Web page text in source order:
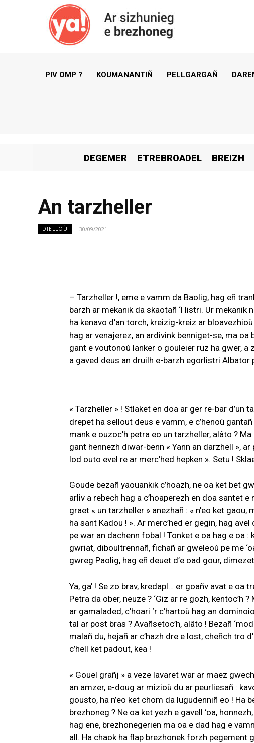
PIV OMP ? KOUMANANTIÑ PELLGARGAÑ
DEGEMER ETREBROADEL BREIZH
An tarzheller
DIELLOÙ 30/09/2021
– Tarzheller !, eme e vamm da Baolig, hag eñ
barzh ar mekanik da skaotañ ‘l listri. Ur
ha kenavo d’an torch, kreizig-kreiz ar
hag ar venajerez, an ardivink benniget-se, ma
gant e voutonoù lanker o gouleier ruz ha gwer,
a gaved deus an druilh e-barzh egorlistri Albator
« Tarzheller » ! Stlaket en doa ar ger re-bar d’un
drepet ha sellout deus e vamm, e c’henoù
mank e ouzoc’h petra eo un tarzheller, alâto ?
gant hennezh diwar-benn « Yann an darzhell »,
lod outo evel re ar merc’hed hepken ». Setu !
Goude bezañ yaouankik c’hoazh, ne oa ket bet
arliv a rebech hag a c’hoaperezh en doa santet
graet « un tarzheller » anezhañ : « n’eo ket gaou,
ha sant Kadou ! ». Ar merc’hed er gegin, hag
pe war an dachenn fobal ! Tonket e oa hag e oa :
gwriat, diboultrennañ, fichañ ar gweleoù pe me
gwreg Paolig, hag eñ deuet d’e oad gour,
Ya, ga’ ! Se zo brav, kredapl… er goañv avat e oa
Petra da ober, neuze ? ‘Giz ar re gozh, kentoc’h
ar gamaladed, c’hoari ‘r c’hartoù hag an
tal ar post bras ? Avañsetoc’h, alâto ! Bezañ
malañ du, hejañ ar c’hazh dre e lost, cheñch tro
c’hell ket padout, kea !
« Gouel grañj » a veze lavaret war ar maez
an amzer, e-doug ar mizioù du ar peurliesañ :
gousto, ha n’eo ket chom da lugudenniñ eo ! Ha
brezhoneg ? Ne oa ket yezh e gavell ‘oa,
hag ene, brezhonegerien ma oa e dad hag e
all. Ha chaok ha flap brezhonek forzh